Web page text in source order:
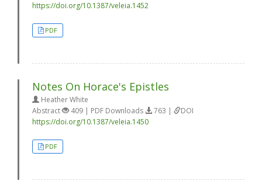
https://doi.org/10.1387/veleia.1452
PDF
Notes On Horace's Epistles
Heather White
Abstract
409 | PDF Downloads 763 |
DOI
https://doi.org/10.1387/veleia.1450
PDF